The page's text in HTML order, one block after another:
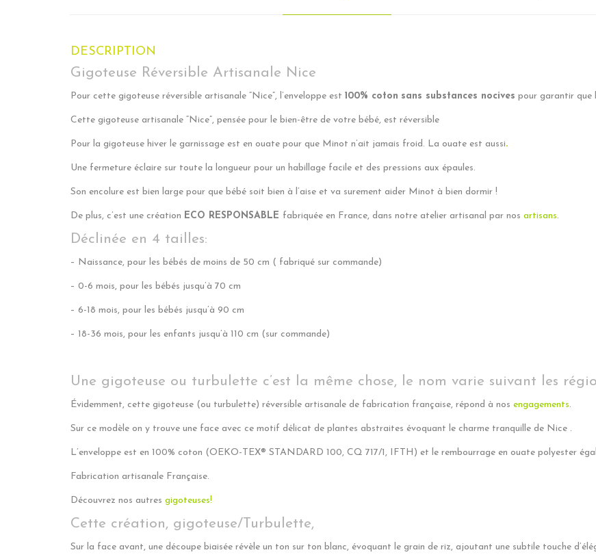
DESCRIPTION
Gigoteuse Réversible Artisanale Nice
Pour cette gigoteuse réversible artisanale “Nice”, l’enveloppe est 100% coton sans substances nocives pour garantir que
Cette gigoteuse artisanale “Nice”, pensée pour le bien-être de votre bébé, est réversible
Pour la gigoteuse hiver le garnissage est en ouate pour que Minot n’ait jamais froid. La ouate est aussi.
Une fermeture éclaire sur toute la longueur pour un habillage facile et des pressions aux épaules.
Son encolure est bien large pour que bébé soit bien à l’aise et va surement aider Minot à bien dormir !
De plus, c’est une création ECO RESPONSABLE fabriquée en France, dans notre atelier artisanal par nos artisans.
Déclinée en 4 tailles:
– Naissance, pour les bébés de moins de 50 cm ( fabriqué sur commande)
– 0-6 mois, pour les bébés jusqu’à 70 cm
– 6-18 mois, pour les bébés jusqu’à 90 cm
– 18-36 mois, pour les enfants jusqu’à 110 cm (sur commande)
Une gigoteuse ou turbulette c’est la même chose, le nom varie suivant les
Évidemment, cette gigoteuse (ou turbulette) réversible artisanale de fabrication française, répond à nos engagements.
Sur ce modèle on y trouve une face avec ce motif délicat de plantes abstraites évoquant le charme tranquille de Nice .
L’enveloppe est en 100% coton (OEKO-TEX® STANDARD 100, CQ 717/1, IFTH) et le rembourrage en ouate polyester
Fabrication artisanale Française.
Découvrez nos autres gigoteuses!
Cette création, gigoteuse/Turbulette,
Sur la face avant, une découpe biaisée révèle un ton sur ton blanc, évoquant le grain de riz, ajoutant une subtile touche